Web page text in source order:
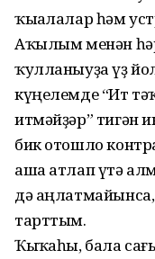
ҡыҫалалар һәм
Аҡылым менән
ҡулланыуҙа үҙ
күңелемде “Ит
итмәйҙәр” тигән
бик отошло
аша атлап үтә
дә
тарттым.
Ҡыҫҡаһы, бала